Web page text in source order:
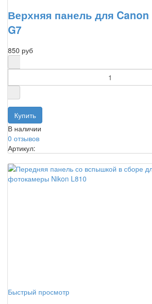
Верхняя панель для
G7
850 руб
В наличии
0 отзывов
Артикул:
Быстрый просмотр